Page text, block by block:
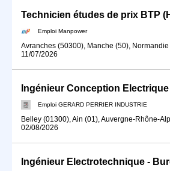
Technicien études de prix BTP
Emploi Manpower
Avranches (50300), Manche (50), Normandie
11/07/2026
Ingénieur Conception Electrique
Emploi GERARD PERRIER INDUSTRIE
Belley (01300), Ain (01), Auvergne-Rhône-
02/08/2026